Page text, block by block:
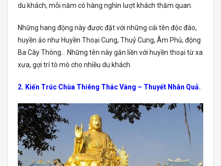
du khách, mỗi năm có hàng nghìn lượt khách thăm quan.
Những hang động này được đặt với những cái tên độc đáo,
huyền ảo như Huyền Thoại Cung, Thuỷ Cung, Âm Phủ, động
Ba Cây Thông… Những tên này gắn liền với huyền thoại từ xa
xưa, gợi trí tò mò cho nhiều du khách.
2. Kiến Trúc Chùa Thiêng Thác Vàng – Thuyết Nhân Quả.